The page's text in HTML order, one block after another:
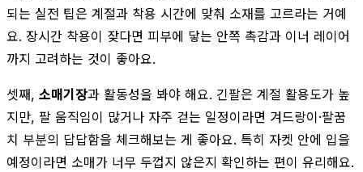
되는 실전 팁은 계절과 착용 시간에 맞춰 소재를 고르라는 거예
요. 장시간 착용이 잦다면 피부에 닿는 안쪽 촉감과 이너 레이어
까지 고려하는 것이 좋아요.
셋째, 소매기장과 활동성을 봐야 해요. 긴팔은 계절 활용도가 높
지만, 팔 움직임이 많거나 자주 걷는 일정이라면 겨드랑이·팔꿈
치 부분의 답답함을 체크해보는 게 좋아요. 특히 자켓 안에 입을
예정이라면 소매가 너무 두껍지 않은지 확인하는 편이 유리해요.